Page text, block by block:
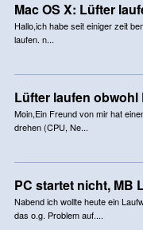
Mac OS X: Lüfter
Hallo,ich habe seit einiger zeit
laufen. n...
Lüfter laufen
Moin,Ein Freund von mir hat
drehen (CPU, Ne...
PC startet nicht, MB
Nabend ich wollte heute ein
das o.g. Problem auf....